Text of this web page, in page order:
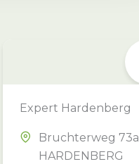
Expert Hardenberg
Bruchterweg 73a
HARDENBERG